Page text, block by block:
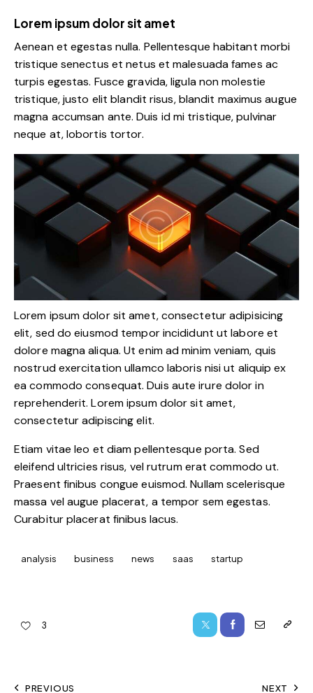
Lorem ipsum dolor sit amet
Aenean et egestas nulla. Pellentesque habitant morbi
tristique senectus et netus et malesuada fames ac
turpis egestas. Fusce gravida, ligula non molestie
tristique, justo elit blandit risus, blandit maximus augue
magna accumsan ante. Duis id mi tristique, pulvinar
neque at, lobortis tortor.
Lorem ipsum dolor sit amet, consectetur adipisicing
elit, sed do eiusmod tempor incididunt ut labore et
dolore magna aliqua. Ut enim ad minim veniam, quis
nostrud exercitation ullamco laboris nisi ut aliquip ex
ea commodo consequat. Duis aute irure dolor in
reprehenderit. Lorem ipsum dolor sit amet,
consectetur adipiscing elit.
Etiam vitae leo et diam pellentesque porta. Sed
eleifend ultricies risus, vel rutrum erat commodo ut.
Praesent finibus congue euismod. Nullam scelerisque
massa vel augue placerat, a tempor sem egestas.
Curabitur placerat finibus lacus.
analysis business news saas startup
3
PREVIOUS NEXT